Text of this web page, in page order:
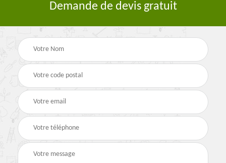
Demande de devis gratuit